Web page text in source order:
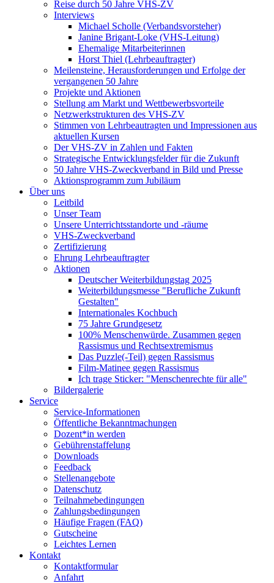
Reise durch 50 Jahre VHS-ZV
Interviews
Michael Scholle (Verbandsvorsteher)
Janine Brigant-Loke (VHS-Leitung)
Ehemalige Mitarbeiterinnen
Horst Thiel (Lehrbeauftragter)
Meilensteine, Herausforderungen und Erfolge der
vergangenen 50 Jahre
Projekte und Aktionen
Stellung am Markt und Wettbewerbsvorteile
Netzwerkstrukturen des VHS-ZV
Stimmen von Lehrbeautragten und Impressionen aus
aktuellen Kursen
Der VHS-ZV in Zahlen und Fakten
Strategische Entwicklungsfelder für die Zukunft
50 Jahre VHS-Zweckverband in Bild und Presse
Aktionsprogramm zum Jubiläum
Über uns
Leitbild
Unser Team
Unsere Unterrichtsstandorte und -räume
VHS-Zweckverband
Zertifizierung
Ehrung Lehrbeauftragter
Aktionen
Deutscher Weiterbildungstag 2025
Weiterbildungsmesse "Berufliche Zukunft
Gestalten"
Internationales Kochbuch
75 Jahre Grundgesetz
100% Menschenwürde. Zusammen gegen
Rassismus und Rechtsextremismus
Das Puzzle(-Teil) gegen Rassismus
Film-Matinee gegen Rassismus
Ich trage Sticker: "Menschenrechte für alle"
Bildergalerie
Service
Service-Informationen
Öffentliche Bekanntmachungen
Dozent*in werden
Gebührenstaffelung
Downloads
Feedback
Stellenangebote
Datenschutz
Teilnahmebedingungen
Zahlungsbedingungen
Häufige Fragen (FAQ)
Gutscheine
Leichtes Lernen
Kontakt
Kontaktformular
Anfahrt